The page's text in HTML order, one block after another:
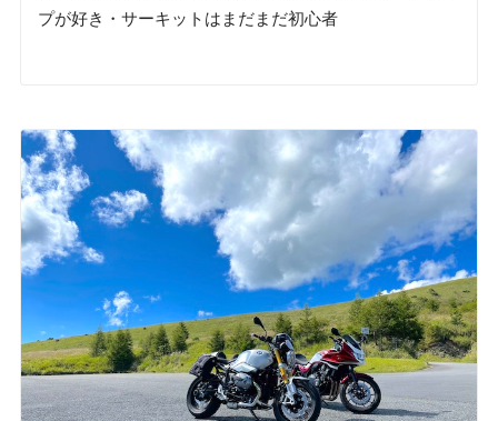
プが好き・サーキットはまだまだ初心者